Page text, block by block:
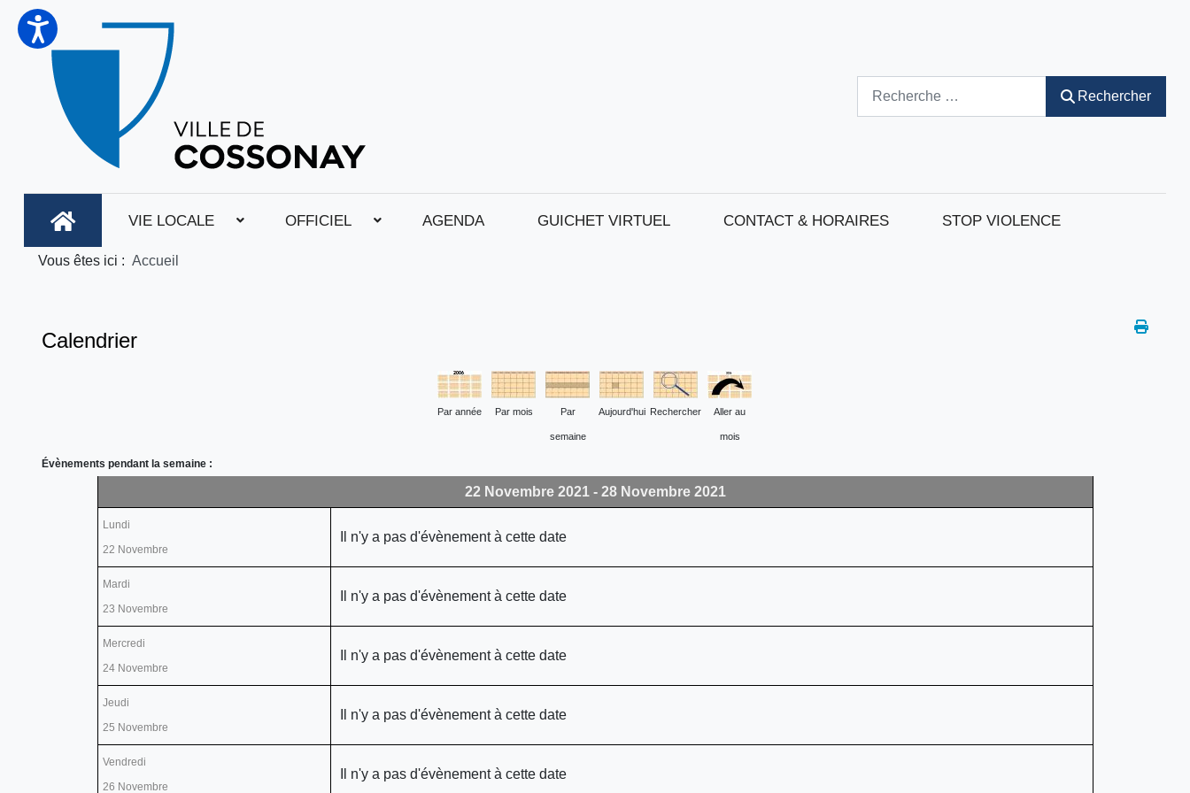
Rechercher
VIE LOCALE OFFICIEL AGENDA GUICHET VIRTUEL CONTACT & HORAIRES STOP VIOLENCE
Vous êtes ici : Accueil
Calendrier
Par année Par mois Par
semaine
Aujourd'hui Rechercher Aller au
mois
Évènements pendant la semaine :
22 Novembre 2021 - 28 Novembre 2021
Lundi
22 Novembre
Il n'y a pas d'évènement à cette date
Mardi
23 Novembre
Il n'y a pas d'évènement à cette date
Mercredi
24 Novembre
Il n'y a pas d'évènement à cette date
Jeudi
25 Novembre
Il n'y a pas d'évènement à cette date
Vendredi
26 Novembre
Il n'y a pas d'évènement à cette date